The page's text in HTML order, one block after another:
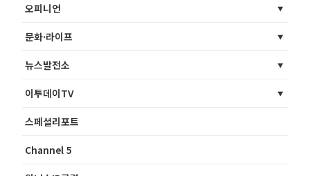
오피니언
문화·라이프
뉴스발전소
이투데이TV
스페셜리포트
Channel 5